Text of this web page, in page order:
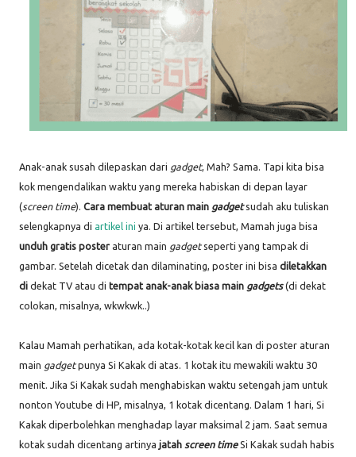
Anak-anak susah dilepaskan dari gadget, Mah? Sama. Tapi kita bisa
kok mengendalikan waktu yang mereka habiskan di depan layar
(screen time). Cara membuat aturan main gadget sudah aku tuliskan
selengkapnya di artikel ini ya. Di artikel tersebut, Mamah juga bisa
unduh gratis poster aturan main gadgetseperti yang tampak di
gambar. Setelah dicetak dan dilaminating, poster ini bisa diletakkan
di dekat TV atau di tempat anak-anak biasa main gadgets(di dekat
colokan, misalnya, wkwkwk..)
Kalau Mamah perhatikan, ada kotak-kotak kecil kan di poster aturan
main gadgetpunya Si Kakak di atas. 1 kotak itu mewakili waktu 30
menit. Jika Si Kakak sudah menghabiskan waktu setengah jam untuk
nonton Youtube di HP, misalnya, 1 kotak dicentang. Dalam 1 hari, Si
Kakak diperbolehkan menghadap layar maksimal 2 jam. Saat semua
kotak sudah dicentang artinya jatah screen timeSi Kakak sudah habis